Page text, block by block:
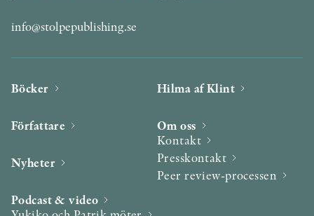
info@stolpepublishing.se
Böcker
Författare
Nyheter
Podcast & video
Hilma af Klint
Om oss
Kontakt
Presskontakt
Peer review-processen